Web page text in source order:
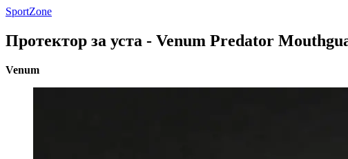
SportZone
Протектор за уста - Venum Predator
Venum